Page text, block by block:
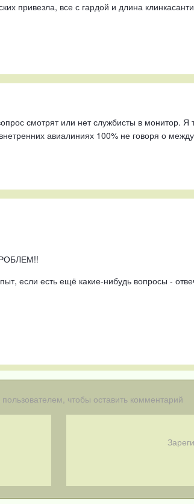
привезла, все с гардой и длина
смотрят или нет службисты в монитор. Я
авиалиниях 100% не говоря о
если есть ещё какие-нибудь вопросы -
чтобы оставить комментарий